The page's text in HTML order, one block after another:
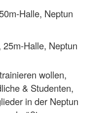
Halle, Neptun
Halle, Neptun
wollen,
& Studenten,
in der Neptun